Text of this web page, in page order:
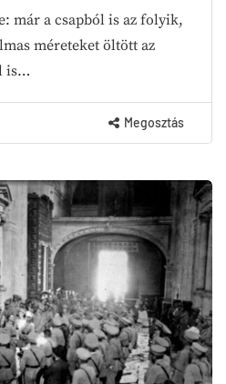
már a csapból is az folyik,
méreteket öltött az
is…
Megosztás